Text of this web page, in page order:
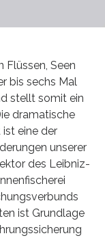
Flüssen, Seen
bis sechs Mal
stellt somit ein
dramatische
eine der
unserer
des Leibniz-
ist Grundlage